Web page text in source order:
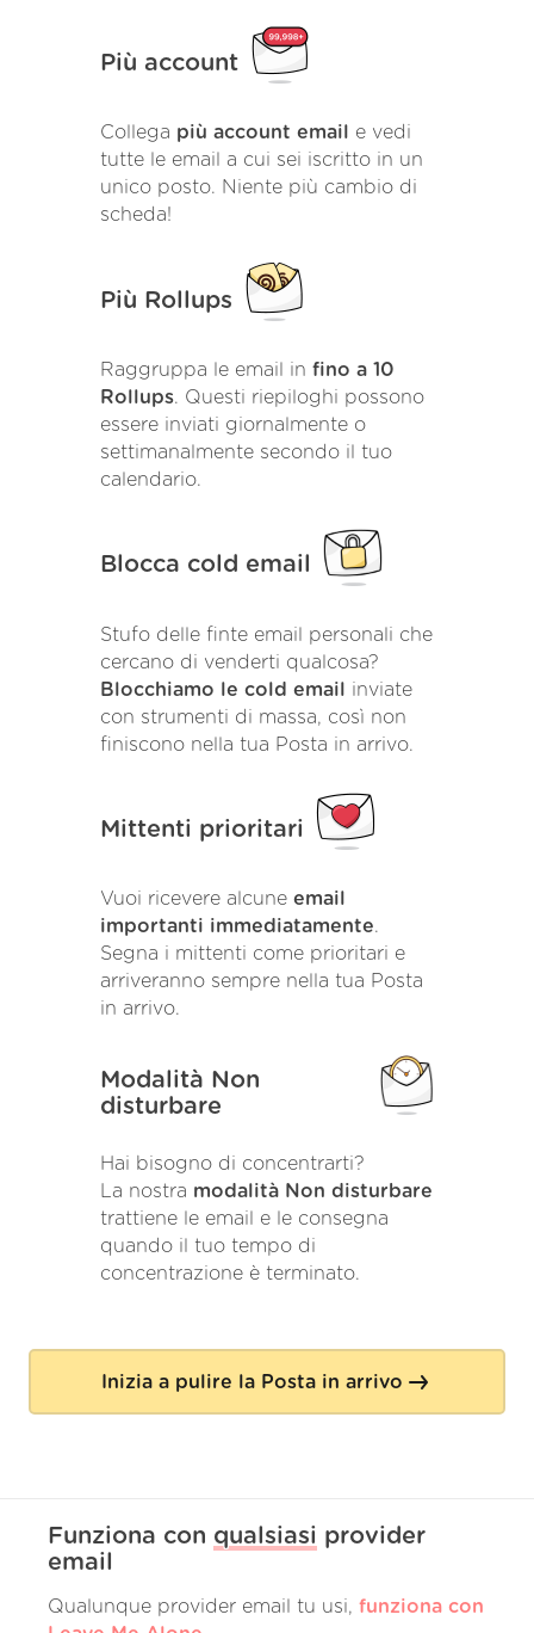
Più account
Collega più account email e vedi
tutte le email a cui sei iscritto in un
unico posto. Niente più cambio di
scheda!
Più Rollups
Raggruppa le email in fino a 10
Rollups. Questi riepiloghi possono
essere inviati giornalmente o
settimanalmente secondo il tuo
calendario.
Blocca cold email
Stufo delle finte email personali che
cercano di venderti qualcosa?
Blocchiamo le cold email
inviate
con strumenti di massa, così non
finiscono nella tua Posta in arrivo.
Mittenti prioritari
Vuoi ricevere alcune email
importanti immediatamente.
Segna i mittenti come prioritari e
arriveranno sempre nella tua Posta
in arrivo.
Modalità Non
disturbare
Hai bisogno di concentrarti?
La nostra modalità Non disturbare
trattiene le email e le consegna
quando il tuo tempo di
concentrazione è terminato.
Inizia a pulire la Posta in arrivo
Funziona con qualsiasi provider
email
Qualunque provider email tu usi, funziona con